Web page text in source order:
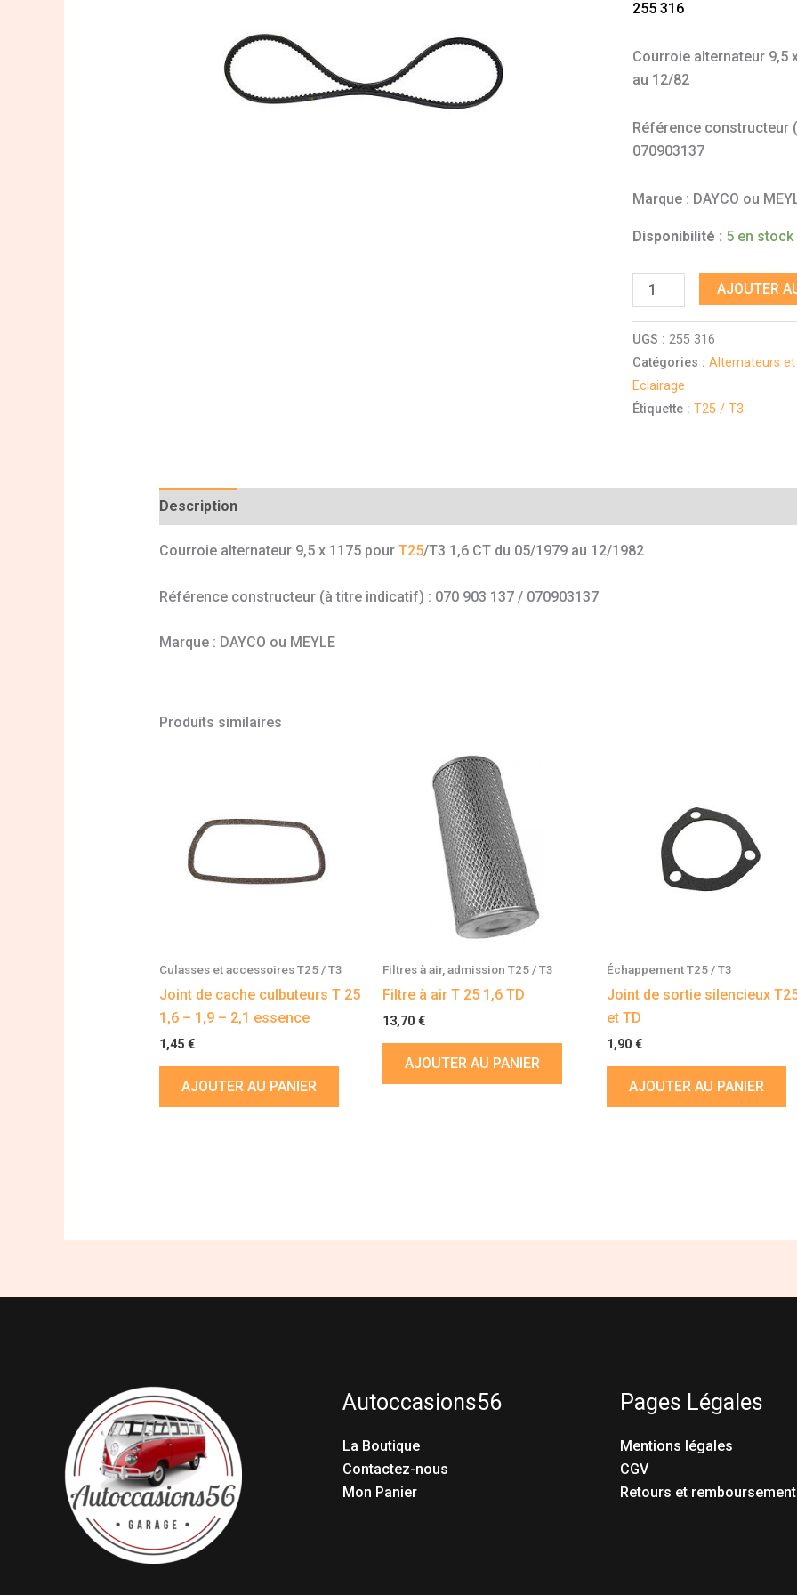
255 316
Courroie alternateur 9,5
au 12/82
Référence constructeur
070903137
Marque : DAYCO ou
Disponibilité : 5 en
AJOUTER
UGS :255 316
Catégories :Alternateurs
Eclairage
Étiquette :T25 / T3
Description
Courroie alternateur 9,5 x 1175 pour T25/T3 1,6 CT du 05/1979 au 12/1982
Référence constructeur (à titre indicatif) : 070 903 137 / 070903137
Marque : DAYCO ou MEYLE
Produits similaires
Culasses et accessoires T25 / T3
Joint de cache culbuteurs T 25
1,6 – 1,9 – 2,1 essence
1,45 €
AJOUTER AU PANIER
Filtres à air, admission T25 / T3
Filtre à air T 25 1,6 TD
13,70€
AJOUTER AU PANIER
Échappement T25 / T3
Joint de sortie silencieux
et TD
1,90 €
AJOUTER AU PANIER
Autoccasions56
La Boutique
Contactez-nous
Mon Panier
Pages Légales
Mentions légales
CGV
Retours et